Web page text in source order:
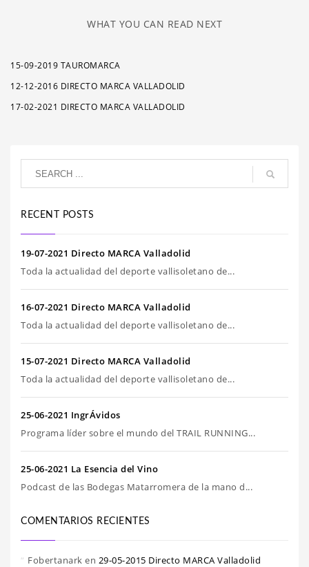
WHAT YOU CAN READ NEXT
15-09-2019 TAUROMARCA
12-12-2016 DIRECTO MARCA VALLADOLID
17-02-2021 DIRECTO MARCA VALLADOLID
RECENT POSTS
19-07-2021 Directo MARCA Valladolid
Toda la actualidad del deporte vallisoletano de...
16-07-2021 Directo MARCA Valladolid
Toda la actualidad del deporte vallisoletano de...
15-07-2021 Directo MARCA Valladolid
Toda la actualidad del deporte vallisoletano de...
25-06-2021 IngrÁvidos
Programa líder sobre el mundo del TRAIL RUNNING...
25-06-2021 La Esencia del Vino
Podcast de las Bodegas Matarromera de la mano d...
COMENTARIOS RECIENTES
Fobertanark en 29-05-2015 Directo MARCA Valladolid